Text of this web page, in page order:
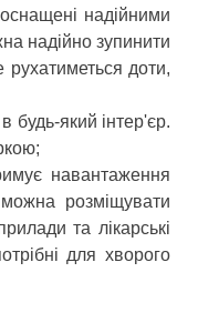
надійними
надійно зупинити
рухатиметься доти,
будь-який інтер'єр.
навантаження
розміщувати
та лікарські
для хворого